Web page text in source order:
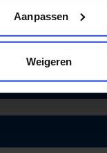
Aanpassen
Weigeren
Registreren